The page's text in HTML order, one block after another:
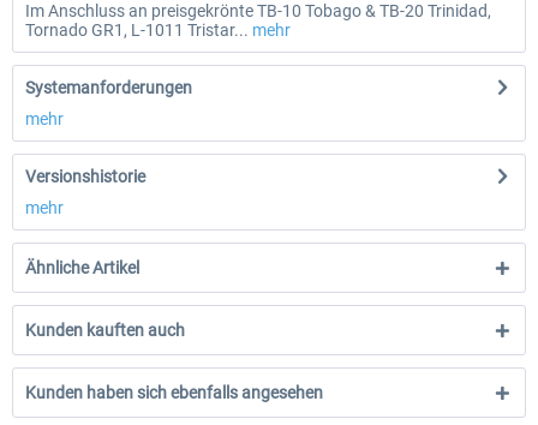
Im Anschluss an preisgekrönte TB-10 Tobago & TB-20 Trinidad,
Tornado GR1, L-1011 Tristar... mehr
Systemanforderungen
mehr
Versionshistorie
mehr
Ähnliche Artikel
Kunden kauften auch
Kunden haben sich ebenfalls angesehen